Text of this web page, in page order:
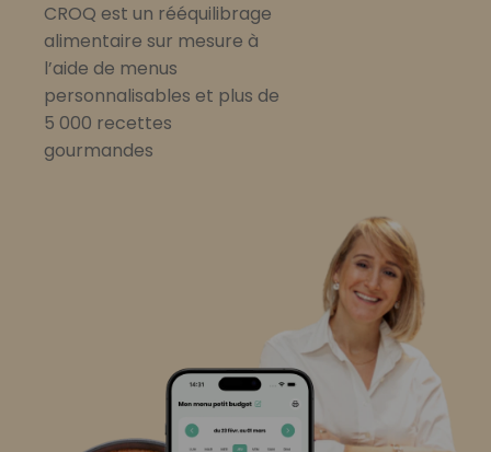
CROQ est un rééquilibrage
alimentaire sur mesure à
l’aide de menus
personnalisables et plus de
5 000 recettes
gourmandes